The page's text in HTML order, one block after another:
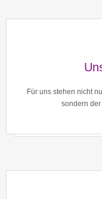
Für uns stehen nicht
sondern